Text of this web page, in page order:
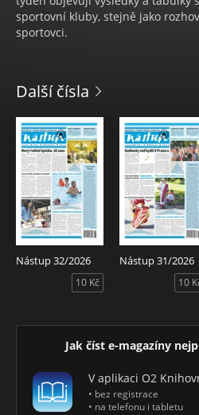
sportovní kluby, stejně jako
sportovci.
Další čísla
Nástup 32/2026
10 Kč
Nástup 31/2026
10
Jak číst e-magazíny
V aplikaci O2
• bez registrace
• na telefonu i tabletu